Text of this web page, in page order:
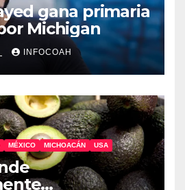
gana primaria
Michigan
INFOCOAH
MÉXICO MICHOACÁN USA